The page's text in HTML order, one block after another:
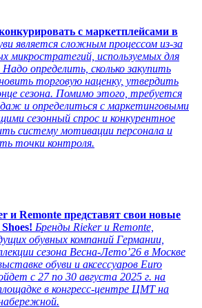
с маркетплейсами в
является сложным процессом из-за
используемых для
определить, сколько закупить
торговую наценку, утвердить
сезона. Помимо этого, требуется
и определиться с маркетинговыми
сезонный спрос и конкурентное
систему мотивации персонала и
точки контроля.
и Remonte представят свои новые
Бренды Rieker и Remonte,
обувных компаний Германии,
сезона Весна-Лето’26 в Москве
обуви и аксессуаров Euro
c 27 по 30 августа 2025 г. на
в конгресс-центре ЦМТ на